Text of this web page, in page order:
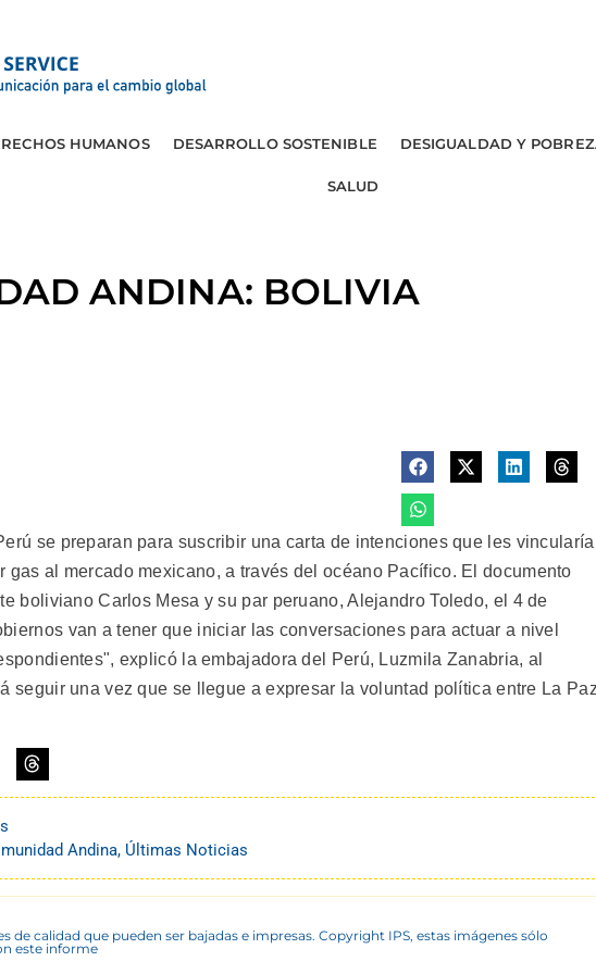
HUMANOS DESARROLLO SOSTENIBLE DESIGUALDAD Y
SALUD
ANDINA: BOLIVIA
se preparan para suscribir una carta de intenciones que les vincularía
gas al mercado mexicano, a través del océano Pacífico. El documento
boliviano Carlos Mesa y su par peruano, Alejandro Toledo, el 4 de
van a tener que iniciar las conversaciones para actuar a nivel
explicó la embajadora del Perú, Luzmila Zanabria, al
seguir una vez que se llegue a expresar la voluntad política entre La
Andina, Últimas Noticias
de calidad que pueden ser bajadas e impresas. Copyright IPS, estas imágenes sólo
este informe